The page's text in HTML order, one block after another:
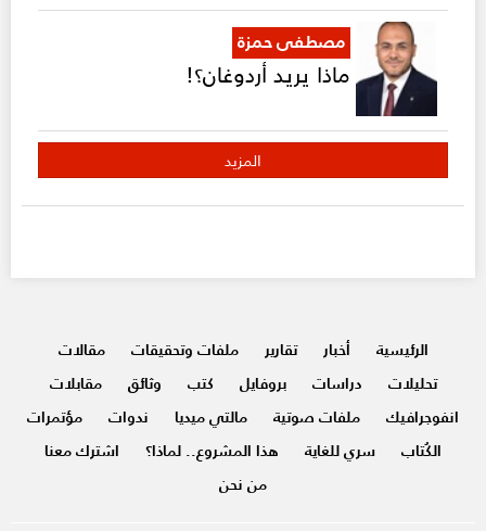
مصطفى حمزة
ماذا يريد أردوغان؟!
المزيد
الرئيسية أخبار تقارير ملفات وتحقيقات
مقالات
تحليلات
دراسات بروفايل كتب وثائق
مقابلات
انفوجرافيك
ملفات صوتية مالتي ميديا ندوات
مؤتمرات
الكُتاب
سري للغاية هذا المشروع.. لماذا؟
اشترك معنا
من نحن